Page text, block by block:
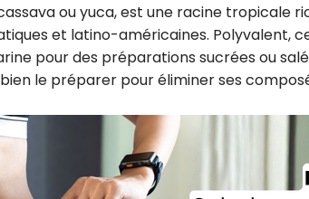
ou yuca, est une racine tropicale
et latino-américaines. Polyvalent,
pour des préparations sucrées ou
le préparer pour éliminer ses
Ainsi que